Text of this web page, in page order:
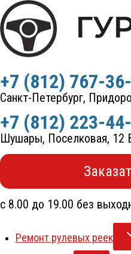
Перейти
к
содержимому
+7 (812) 767-
Санкт-Петербург,
+7 (812) 223-
Шушары, Поселковая, 12
с 8.00 до 19.00 без
Ремонт рулевых реек